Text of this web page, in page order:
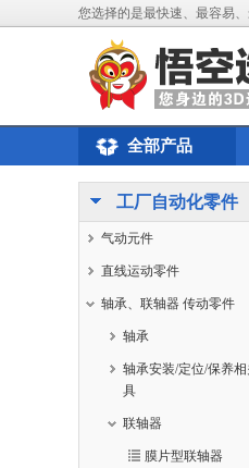
您选择的是最快速、最容易
全部产品
工厂自动化零件
气动元件
直线运动零件
轴承、联轴器 传动零件
轴承
轴承安装/定位/保养
具
联轴器
膜片型联轴器